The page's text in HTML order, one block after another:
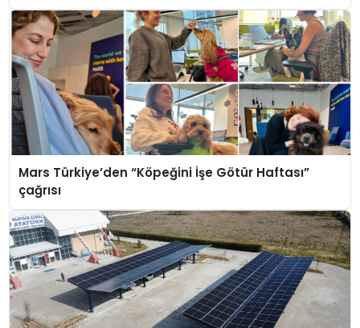
Mars Türkiye’den “Köpeğini İşe Götür Haftası”
çağrısı